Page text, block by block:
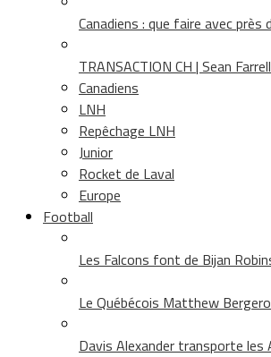
Canadiens : que faire avec près
TRANSACTION CH | Sean
Canadiens
LNH
Repêchage LNH
Junior
Rocket de Laval
Europe
Football
Les Falcons font de Bijan
Le Québécois Matthew
Davis Alexander transporte